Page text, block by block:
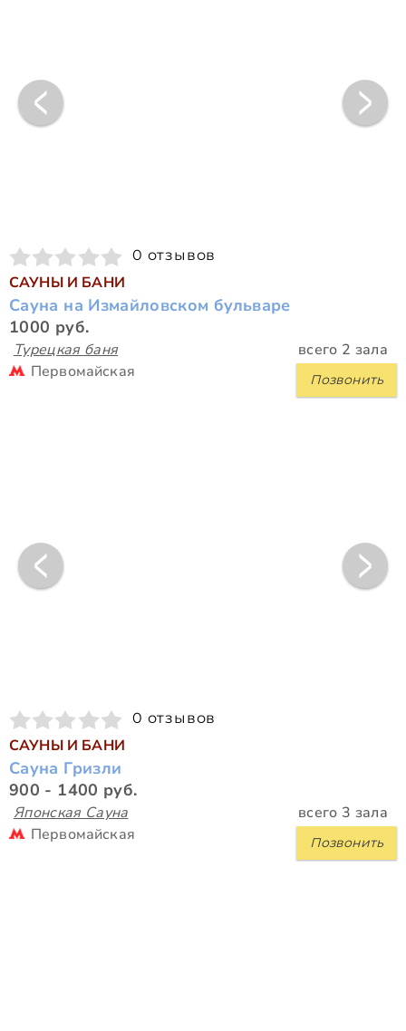
0 отзывов
САУНЫ И БАНИ
Сауна на Измайловском бульваре
1000 руб.
Турецкая баня всего 2 зала
Позвонить
Первомайская
0 отзывов
САУНЫ И БАНИ
Сауна Гризли
900 - 1400 руб.
Японская Сауна всего 3 зала
Позвонить
Первомайская